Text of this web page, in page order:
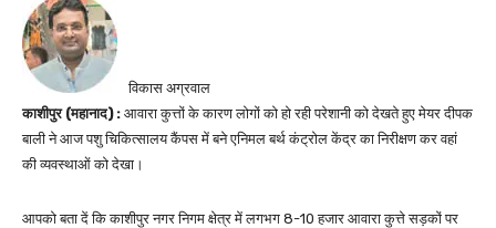
विकास अग्रवाल
काशीपुर (महानाद) : आवारा कुत्तों के कारण लोगों को हो रही परेशानी को देखते हुए मेयर दीपक
बाली ने आज पशु चिकित्सालय कैंपस में बने एनिमल बर्थ कंट्रोल केंद्र का निरीक्षण कर वहां
की व्यवस्थाओं को देखा।
आपको बता दें कि काशीपुर नगर निगम क्षेत्र में लगभग 8-10 हजार आवारा कुत्ते सड़कों पर